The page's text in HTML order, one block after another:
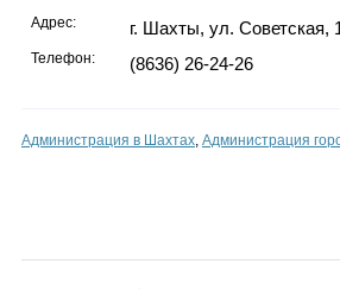
Адрес: г. Шахты, ул. Советская,
Телефон: (8636) 26-24-26
Администрация в Шахтах, Администрация